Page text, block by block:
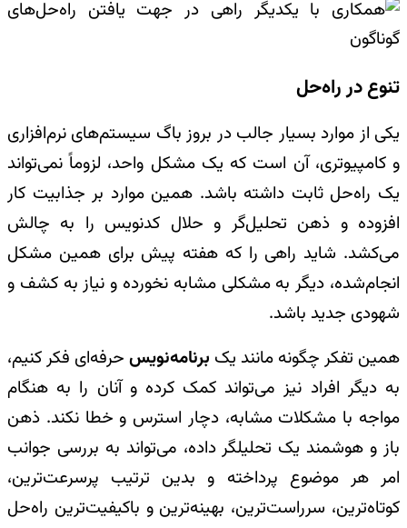
تنوع در راه‌حل
یکی از موارد بسیار جالب در بروز باگ سیستم‌های نرم‌افزاری
و کامپیوتری، آن است که یک مشکل واحد، لزوماً نمی‌تواند
یک راه‌حل ثابت داشته باشد. همین موارد بر جذابیت کار
افزوده و ذهن تحلیل‌گر و حلال کد‌نویس را به چالش
می‌کشد. شاید راهی را که هفته پیش برای همین مشکل
انجام‌شده، دیگر به مشکلی مشابه نخورده و نیاز به کشف و
شهودی جدید باشد.
همین تفکر چگونه مانند یک برنامه‌نویس حرفه‌ای فکر کنیم،
به دیگر افراد نیز می‌تواند کمک کرده و آنان را به هنگام
مواجه با مشکلات مشابه، دچار استرس و خطا نکند. ذهن
باز و هوشمند یک تحلیلگر داده، می‌تواند به بررسی جوانب
امر هر موضوع پرداخته و بدین ترتیب پرسرعت‌ترین،
کوتاه‌ترین، سرراست‌ترین، بهینه‌ترین و باکیفیت‌ترین راه‌حل